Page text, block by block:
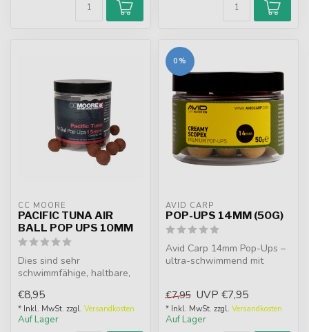
CC MOORE
PACIFIC TUNA AIR
BALL POP UPS 10MM
Dies sind sehr
schwimmfähige, haltbare,
hergestellt mit Pacif...
€8,95
* Inkl. MwSt. zzgl. Versandkosten
Auf Lager
0%
AVID CARP
POP-UPS 14MM (50G)
Avid Carp 14mm Pop-Ups –
ultra-schwimmend mit
€7,95 UVP €7,95
* Inkl. MwSt. zzgl. Versandkosten
Auf Lager